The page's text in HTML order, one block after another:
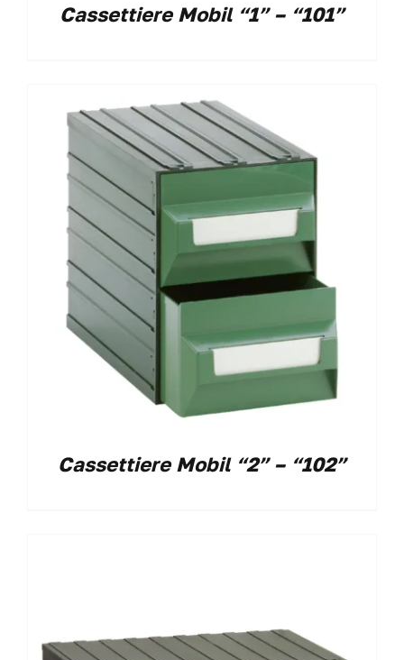
Cassettiere Mobil “1” – “101”
Cassettiere Mobil “2” – “102”